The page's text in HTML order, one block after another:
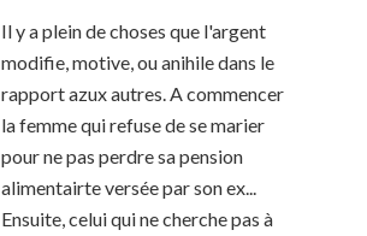
Il y a plein de choses que l'argent
modifie, motive, ou anihile dans le
rapport azux autres. A commencer
la femme qui refuse de se marier
pour ne pas perdre sa pension
alimentairte versée par son ex...
Ensuite, celui qui ne cherche pas à